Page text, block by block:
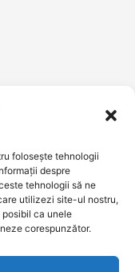
folosește tehnologii
despre
tehnologii să ne
utilizezi site-ul nostru,
ca unele
corespunzător.
de livrare comandă